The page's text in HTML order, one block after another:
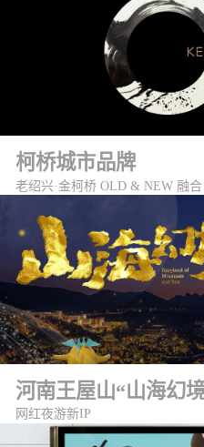
柯桥城市品牌
老绍兴·金柯桥 OLD & NEW 融合
河南王屋山“山海幻
网红夜游新IP